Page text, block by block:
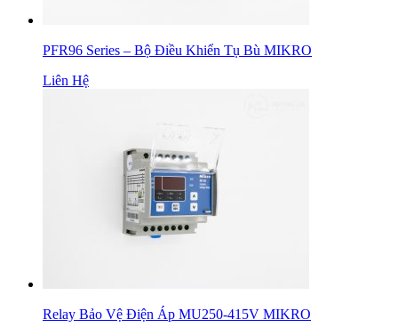
PFR96 Series – Bộ Điều Khiển Tụ Bù MIKRO
Liên Hệ
Relay Bảo Vệ Điện Áp MU250-415V MIKRO